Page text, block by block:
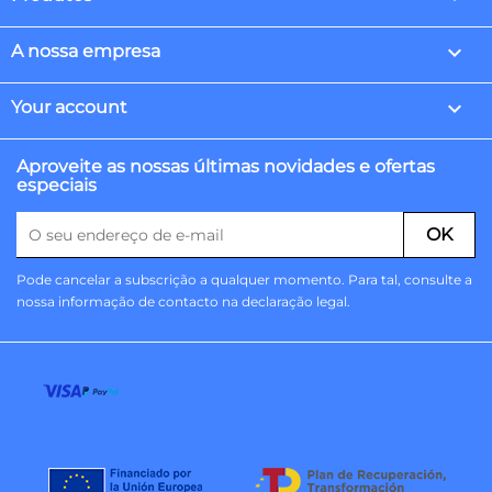
A nossa empresa 
Your account 
Aproveite as nossas últimas novidades e ofertas
especiais
Pode cancelar a subscrição a qualquer momento. Para tal, consulte a
nossa informação de contacto na declaração legal.